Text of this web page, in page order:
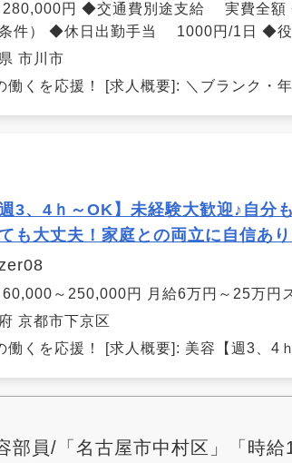
280,000円 ◆交通費別途支給 実費全額
条件） ◆休日出勤手当 1000円/1日 ◆
市川市
働くを応援！ [求人概要]: ＼ブランク・
3、4ｈ～OK】未経験大歓迎♪自
も大丈夫！家庭との両立に自信あ
60,000～250,000円 月給6万円～25万円
京都市下京区
働くを応援！ [求人概要]: 美容【週3、4
部員/「名古屋市中村区」「時